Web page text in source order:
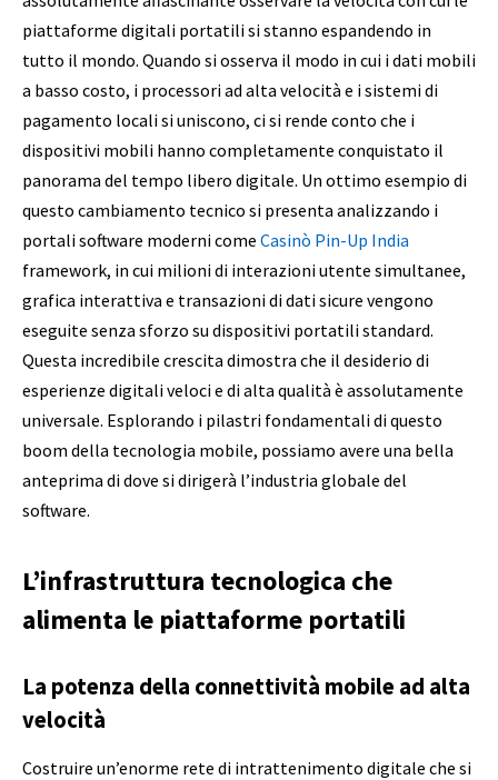
piattaforme digitali portatili si stanno espandendo in
tutto il mondo. Quando si osserva il modo in cui i dati mobili
a basso costo, i processori ad alta velocità e i sistemi di
pagamento locali si uniscono, ci si rende conto che i
dispositivi mobili hanno completamente conquistato il
panorama del tempo libero digitale. Un ottimo esempio di
questo cambiamento tecnico si presenta analizzando i
portali software moderni come Casinò Pin-Up India
framework, in cui milioni di interazioni utente simultanee,
grafica interattiva e transazioni di dati sicure vengono
eseguite senza sforzo su dispositivi portatili standard.
Questa incredibile crescita dimostra che il desiderio di
esperienze digitali veloci e di alta qualità è assolutamente
universale. Esplorando i pilastri fondamentali di questo
boom della tecnologia mobile, possiamo avere una bella
anteprima di dove si dirigerà l’industria globale del
software.
L’infrastruttura tecnologica che
alimenta le piattaforme portatili
La potenza della connettività mobile ad alta
velocità
Costruire un’enorme rete di intrattenimento digitale che si